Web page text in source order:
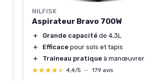
NILFISK
Aspirateur Bravo 700W
＋ Grande capacité de 4,3L
＋
Efficace pour sols et tapis
＋
Traîneau pratique à manœuvrer
★★★★★
★★★★★ 4,4/5 — 179 avis